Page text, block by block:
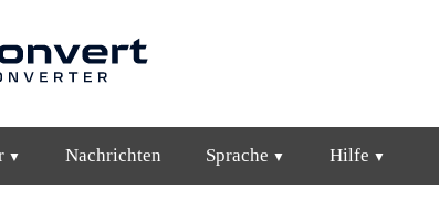
Nachrichten Sprache Hilfe